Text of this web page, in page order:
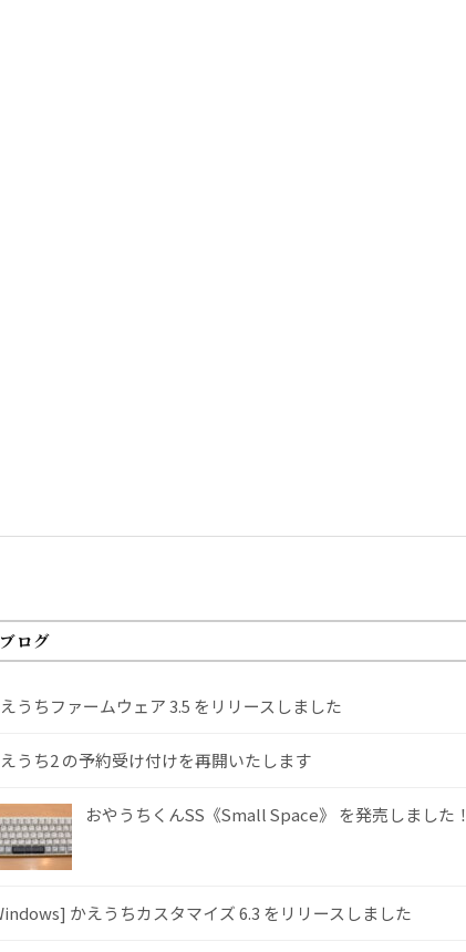
ブログ
うちファームウェア 3.5 をリリースしました
うち2 の予約受け付けを再開いたします
おやうちくんSS《Small Space》 を発売しました！
かえうちカスタマイズ 6.3 をリリースしました